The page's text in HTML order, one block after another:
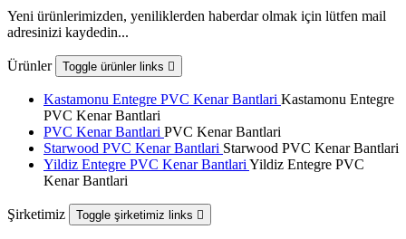
Yeni ürünlerimizden, yeniliklerden haberdar olmak için lütfen mail
adresinizi kaydedin...
Ürünler Toggle ürünler links 
Kastamonu Entegre PVC Kenar Bantlari Kastamonu Entegre
PVC Kenar Bantlari
PVC Kenar Bantlari PVC Kenar Bantlari
Starwood PVC Kenar Bantlari Starwood PVC Kenar Bantlari
Yildiz Entegre PVC Kenar Bantlari Yildiz Entegre PVC
Kenar Bantlari
Şirketimiz Toggle şirketimiz links 